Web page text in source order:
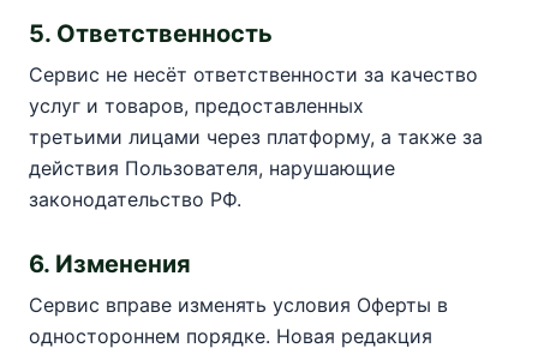
5. Ответственность
Сервис не несёт ответственности за качество
услуг и товаров, предоставленных
третьими лицами через платформу, а также за
действия Пользователя, нарушающие
законодательство РФ.
6. Изменения
Сервис вправе изменять условия Оферты в
одностороннем порядке. Новая редакция